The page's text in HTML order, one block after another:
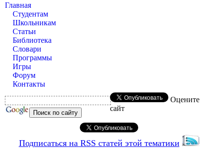
Главная
Студентам
Школьникам
Статьи
Библиотека
Словари
Программы
Игры
Форум
Контакты
Оцените
сайт
Подписаться на RSS статей этой тематики